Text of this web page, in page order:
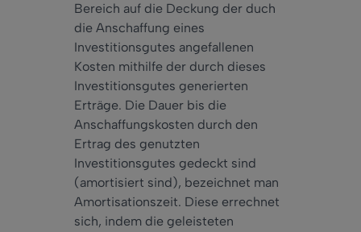
Bereich auf die Deckung der duch
die Anschaffung eines
Investitionsgutes angefallenen
Kosten mithilfe der durch dieses
Investitionsgutes generierten
Erträge. Die Dauer bis die
Anschaffungskosten durch den
Ertrag des genutzten
Investitionsgutes gedeckt sind
(amortisiert sind), bezeichnet man
Amortisationszeit. Diese errechnet
sich, indem die geleisteten